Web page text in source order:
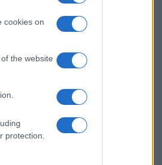
cookies on
the website
protection.